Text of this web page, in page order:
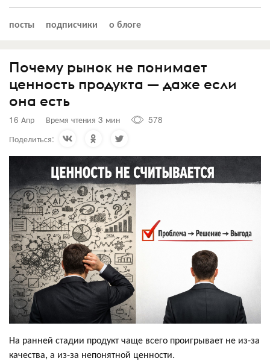
посты подписчики о блоге
Почему рынок не понимает
ценность продукта — даже если
она есть
16 Апр Время чтения 3 мин
578
Поделиться:
На ранней стадии продукт чаще всего проигрывает не из-за
качества, а из-за непонятной ценности.